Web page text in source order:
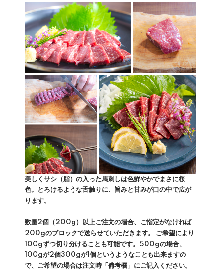
美しくサシ（脂）の入った馬刺しは色鮮やかでまさに桜
色。とろけるような舌触りに、旨みと甘みが口の中で広が
ります。
数量2個（200g）以上ご注文の場合、ご指定がなければ
200gのブロックで送らせていただきます。 ご希望により
100gずつ切り分けることも可能です。500gの場合、
100gが2個300gが1個というようなことも出来ますの
で、ご希望の場合は注文時「備考欄」にご記入ください。